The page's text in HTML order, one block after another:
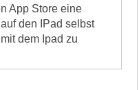
App Store eine
den IPad selbst
dem Ipad zu